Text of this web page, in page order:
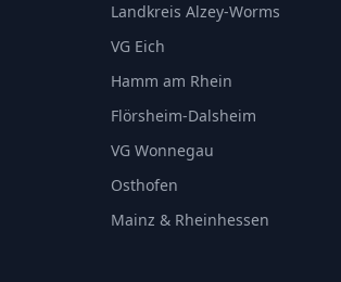
Landkreis Alzey-Worms
VG Eich
Hamm am Rhein
Flörsheim-Dalsheim
VG Wonnegau
Osthofen
Mainz & Rheinhessen